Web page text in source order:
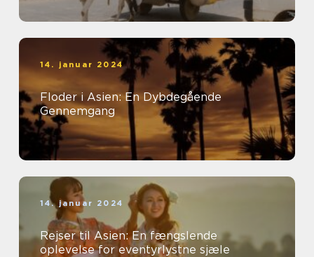
14. januar 2024
Floder i Asien: En Dybdegående
Gennemgang
14. januar 2024
Rejser til Asien: En fængslende
oplevelse for eventyrlystne sjæle